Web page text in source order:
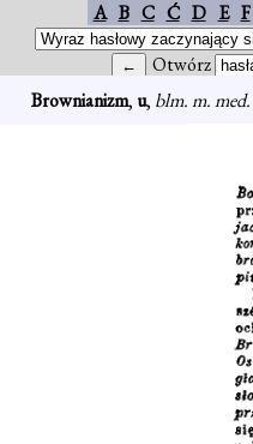
A B C Ć D E F
Otwórz
Brownianizm, u, blm. m. med.